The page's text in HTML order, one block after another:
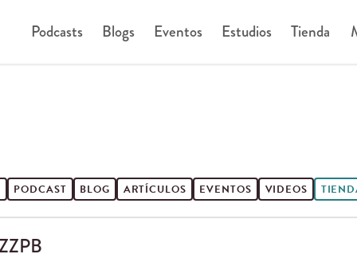
Podcasts Blogs Eventos Estudios Tienda
PODCAST BLOG ARTÍCULOS EVENTOS VIDEOS